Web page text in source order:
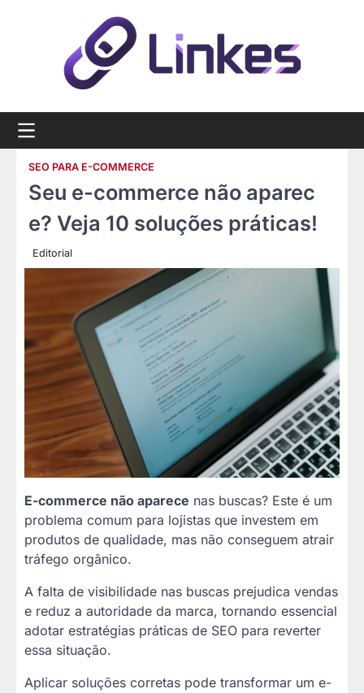
SEO PARA E-COMMERCE
Seu e-commerce não aparec
e? Veja 10 soluções práticas!
Editorial
E-commerce não aparece nas buscas? Este é um
problema comum para lojistas que investem em
produtos de qualidade, mas não conseguem atrair
tráfego orgânico.
A falta de visibilidade nas buscas prejudica vendas
e reduz a autoridade da marca, tornando essencial
adotar estratégias práticas de SEO para reverter
essa situação.
Aplicar soluções corretas pode transformar um e-